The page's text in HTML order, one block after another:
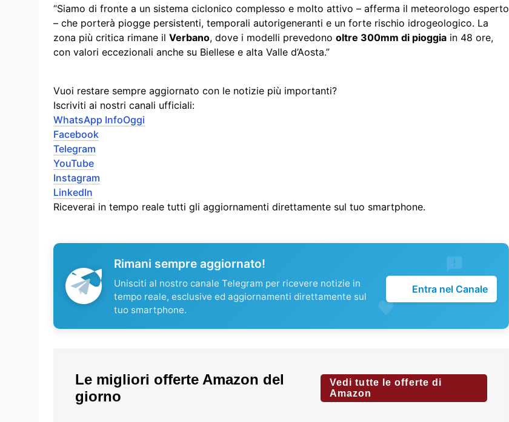
“Siamo di fronte a un sistema ciclonico complesso e molto attivo – afferma il meteorologo esperto
– che porterà piogge persistenti, temporali autorigeneranti e un forte rischio idrogeologico. La
zona più critica rimane il Verbano, dove i modelli prevedono oltre 300mm di pioggia in 48 ore,
con valori eccezionali anche su Biellese e alta Valle d’Aosta.”
Vuoi restare sempre aggiornato con le notizie più importanti?
Iscriviti ai nostri canali ufficiali:
WhatsApp InfoOggi
Facebook
Telegram
YouTube
Instagram
LinkedIn
Riceverai in tempo reale tutti gli aggiornamenti direttamente sul tuo smartphone.
Rimani sempre aggiornato!
Unisciti al nostro canale Telegram per ricevere notizie in
tempo reale, esclusive ed aggiornamenti direttamente sul
tuo smartphone.
Entra nel Canale